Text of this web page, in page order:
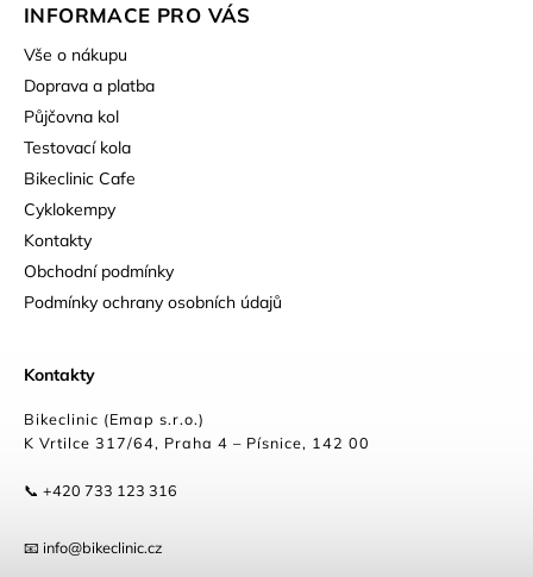
INFORMACE PRO VÁS
Vše o nákupu
Doprava a platba
Půjčovna kol
Testovací kola
Bikeclinic Cafe
Cyklokempy
Kontakty
Obchodní podmínky
Podmínky ochrany osobních údajů
Kontakty
Bikeclinic (Emap s.r.o.)
K Vrtilce 317/64, Praha 4 – Písnice, 142 00
📞 +420 733 123 316
📧 info@bikeclinic.cz